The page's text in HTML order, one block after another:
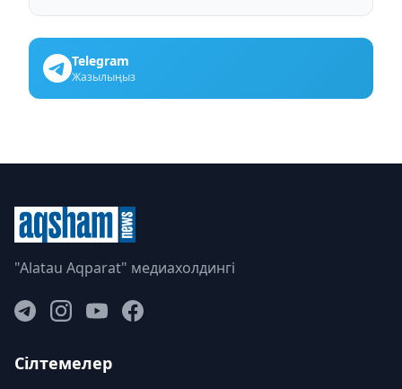
Telegram
Жазылыңыз
"Alatau Aqparat" медиахолдингі
Сілтемелер